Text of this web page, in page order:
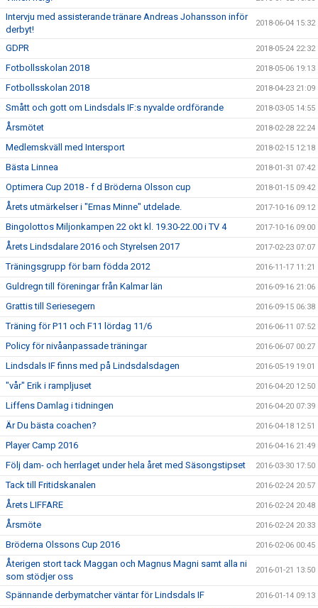
Intervju med assisterande tränare Andreas Johansson inför
derbyt!
2018-06-04 15:32
GDPR 2018-05-24 22:32
Fotbollsskolan 2018 2018-05-06 19:13
Fotbollsskolan 2018 2018-04-23 21:09
Smått och gott om Lindsdals IF:s nyvalde ordförande 2018-03-05 14:55
Årsmötet 2018-02-28 22:24
Medlemskväll med Intersport 2018-02-15 12:18
Bästa Linnea 2018-01-31 07:42
Optimera Cup 2018 - f d Bröderna Olsson cup 2018-01-15 09:42
Årets utmärkelser i "Ernas Minne" utdelade. 2017-10-16 09:12
Bingolottos Miljonkampen 22 okt kl. 19.30-22.00 i TV 4 2017-10-16 09:00
Årets Lindsdalare 2016 och Styrelsen 2017 2017-02-23 07:07
Träningsgrupp för barn födda 2012 2016-11-17 11:21
Guldregn till föreningar från Kalmar län 2016-09-16 21:06
Grattis till Seriesegern 2016-09-15 06:38
Träning för P11 och F11 lördag 11/6 2016-06-11 07:52
Policy för nivåanpassade träningar 2016-06-07 00:27
Lindsdals IF finns med på Lindsdalsdagen 2016-05-19 19:01
"vår" Erik i rampljuset 2016-04-20 12:50
Liffens Damlag i tidningen 2016-04-20 07:39
Är Du bästa coachen? 2016-04-18 12:51
Player Camp 2016 2016-04-16 21:49
Följ dam- och herrlaget under hela året med Säsongstipset 2016-03-30 17:50
Tack till Fritidskanalen 2016-02-24 20:57
Årets LIFFARE 2016-02-24 20:48
Årsmöte 2016-02-24 20:33
Bröderna Olssons Cup 2016 2016-02-06 00:45
Återigen stort tack Maggan och Magnus Magni samt alla ni
som stödjer oss
2016-01-21 13:50
Spännande derbymatcher väntar för Lindsdals IF 2016-01-14 09:13